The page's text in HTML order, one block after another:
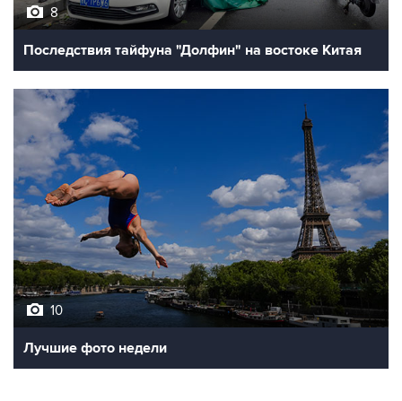
8
Последствия тайфуна "Долфин" на востоке Китая
10
Лучшие фото недели